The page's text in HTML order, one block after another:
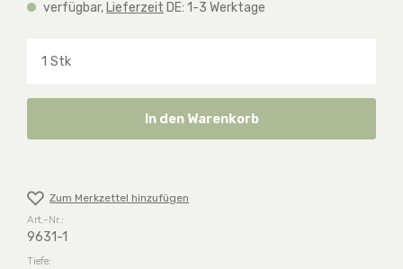
verfügbar, Lieferzeit DE: 1-3 Werktage
In den Warenkorb
Zum Merkzettel hinzufügen
Art.-Nr.:
9631-1
Tiefe: